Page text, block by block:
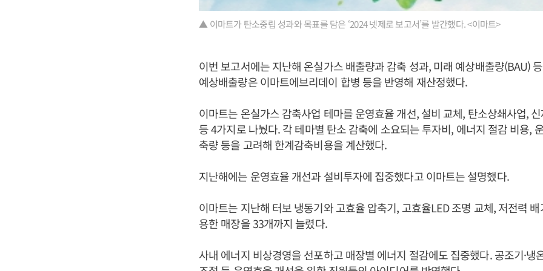
▲ 이마트가 탄소중립 성과와 목표를 담은 ‘2024 넷제로 보고서’를 발간했다. <이마트>
이번 보고서에는 지난해 온실가스 배출량과 감축 성과, 미래 예상배출량(BAU)
예상배출량은 이마트에브리데이 합병 등을 반영해 재산정했다.
이마트는 온실가스 감축사업 테마를 운영효율 개선, 설비 교체, 탄소상쇄사업,
등 4가지로 나눴다. 각 테마별 탄소 감축에 소요되는 투자비, 에너지 절감 비용,
축량 등을 고려해 한계감축비용을 계산했다.
지난해에는 운영효율 개선과 설비투자에 집중했다고 이마트는 설명했다.
이마트는 지난해 터보 냉동기와 고효율 압축기, 고효율LED 조명 교체, 저전력
용한 매장을 33개까지 늘렸다.
사내 에너지 비상경영을 선포하고 매장별 에너지 절감에도 집중했다. 공조기·냉